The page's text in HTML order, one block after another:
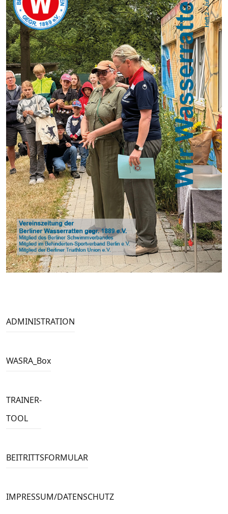
ADMINISTRATION
WASRA_Box
TRAINER-
TOOL
BEITRITTSFORMULAR
IMPRESSUM/DATENSCHUTZ